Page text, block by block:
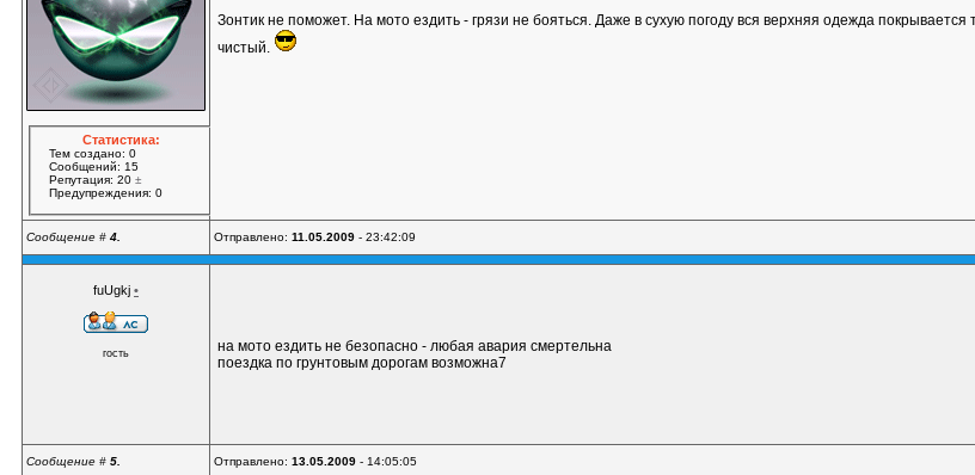
Статистика:
Тем создано: 0
Сообщений: 15
Репутация: 20±
Предупреждения: 0
Зонтик не поможет. На мото ездить - грязи не бояться. Даже в сухую погоду вся верхняя одежда
чистый.
Сообщение # 4. Отправлено: 11.05.2009 - 23:42:09
fuUgkj •
гость
на мото ездить не безопасно - любая авария смертельна
поездка по грунтовым дорогам возможна7
Сообщение # 5. Отправлено: 13.05.2009 - 14:05:05